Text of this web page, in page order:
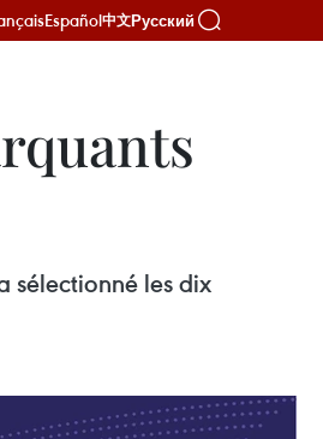
Español中文Русский
sélectionné les dix